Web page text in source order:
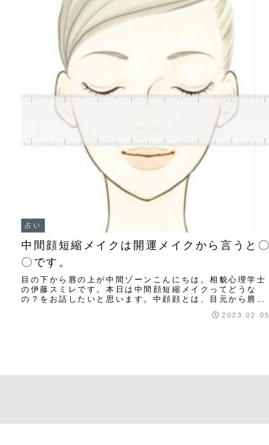
占い
中間顔短縮メイクは開運メイクから言うと〇
〇です。
目の下から唇の上が中間ゾーンこんにちは。相貌心理学士
の伊藤スミレです。本日は中間顔短縮メイクってどうな
の？をお話したいと思います。中顔顔とは、目元から唇ま
2023.02.05